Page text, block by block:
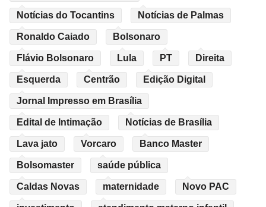
Notícias do Tocantins Notícias de Palmas
Ronaldo Caiado Bolsonaro
Flávio Bolsonaro Lula PT Direita
Esquerda Centrão Edição Digital
Jornal Impresso em Brasília
Edital de Intimação Notícias de Brasília
Lava jato Vorcaro Banco Master
Bolsomaster saúde pública
Caldas Novas maternidade Novo PAC